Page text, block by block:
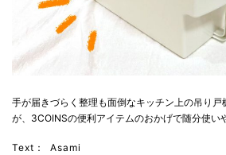
手が届きづらく整理も面倒なキッチン上の吊り
が、3COINSの便利アイテムのおかげで随分使い
Text：
Asami